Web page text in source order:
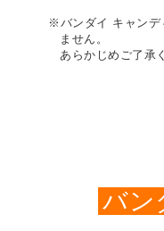
※バンダイ キャンデ
ません。
あらかじめご了承
バン